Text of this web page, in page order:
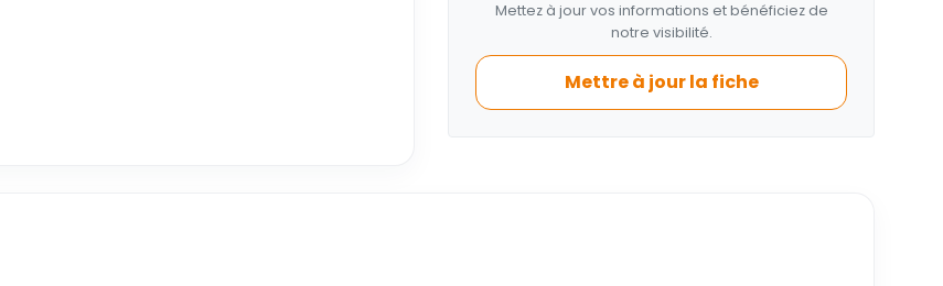
Mettez à jour vos informations et bénéficiez de
notre visibilité.
Mettre à jour la fiche